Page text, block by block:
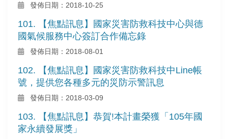
發佈日期：2018-10-25
101. 【焦點訊息】國家災害防救科技中心與德
國氣候服務中心簽訂合作備忘錄
發佈日期：2018-08-01
102. 【焦點訊息】國家災害防救科技中Line帳
號，提供您各種多元的災防示警訊息
發佈日期：2018-03-09
103. 【焦點訊息】恭賀!本計畫榮獲「105年國
家永續發展獎」